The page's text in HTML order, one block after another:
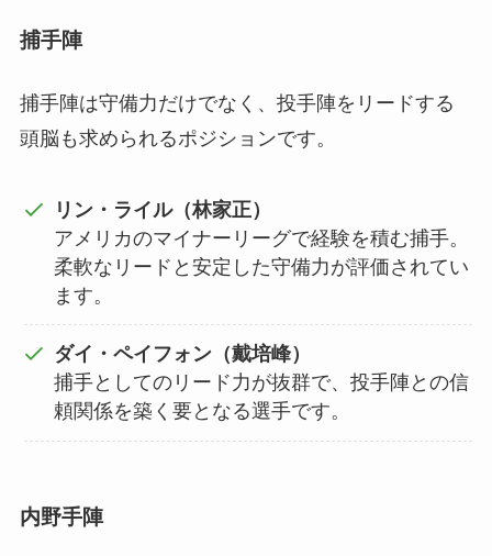
捕手陣
捕手陣は守備力だけでなく、投手陣をリードする
頭脳も求められるポジションです。
リン・ライル（林家正）
アメリカのマイナーリーグで経験を積む捕手。
柔軟なリードと安定した守備力が評価されてい
ます。
ダイ・ペイフォン（戴培峰）
捕手としてのリード力が抜群で、投手陣との信
頼関係を築く要となる選手です。
内野手陣